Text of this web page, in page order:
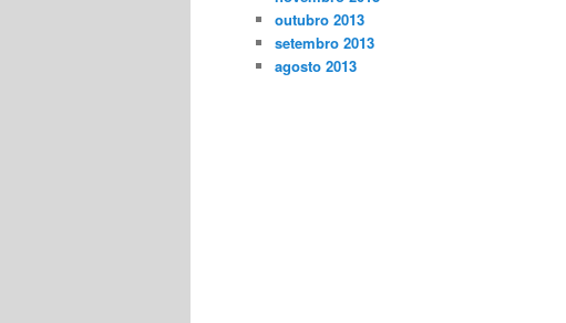
outubro 2013
setembro 2013
agosto 2013